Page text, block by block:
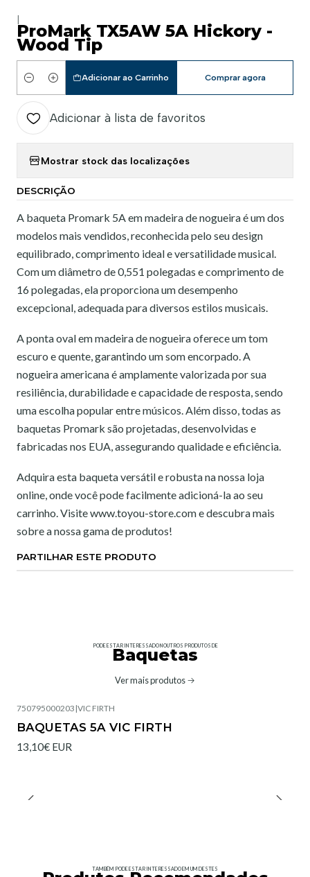
ProMark TX5AW 5A Hickory -
Wood Tip
Quantidade
Adicionar ao Carrinho Comprar agora
Adicionar à lista de favoritos
Mostrar stock das localizações
DESCRIÇÃO
A baqueta Promark 5A em madeira de nogueira é um dos
modelos mais vendidos, reconhecida pelo seu design
equilibrado, comprimento ideal e versatilidade musical.
Com um diâmetro de 0,551 polegadas e comprimento de
16 polegadas, ela proporciona um desempenho
excepcional, adequada para diversos estilos musicais.
A ponta oval em madeira de nogueira oferece um tom
escuro e quente, garantindo um som encorpado. A
nogueira americana é amplamente valorizada por sua
resiliência, durabilidade e capacidade de resposta, sendo
uma escolha popular entre músicos. Além disso, todas as
baquetas Promark são projetadas, desenvolvidas e
fabricadas nos EUA, assegurando qualidade e eficiência.
Adquira esta baqueta versátil e robusta na nossa loja
online, onde você pode facilmente adicioná-la ao seu
carrinho. Visite www.toyou-store.com e descubra mais
sobre a nossa gama de produtos!
PARTILHAR ESTE PRODUTO
PODE ESTAR INTERESSADO NOUTROS PRODUTOS DE
Baquetas
Ver mais produtos
750795000203 |VIC FIRTH
BAQUETAS 5A VIC FIRTH
13,10€ EUR
TAMBÉM PODE ESTAR INTERESSADO EM UM DESTES